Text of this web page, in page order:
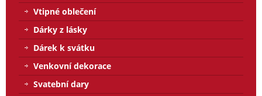
Vtipné oblečení
Dárky z lásky
Dárek k svátku
Venkovní dekorace
Svatební dary